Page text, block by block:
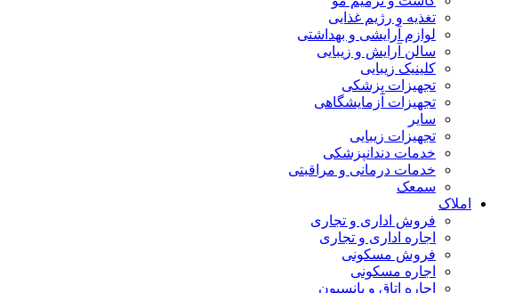
تغذیه و رژیم غذایی
لوازم آرایشی و بهداشتی
سالن آرایش و زیبایی
کلینیک زیبایی
تجهیزات پزشکی
تجهیزات آزمایشگاهی
سایر
تجهیزات زیبایی
خدمات دندانپزشکی
خدمات درمانی و مراقبتی
سمعک
املاک
فروش اداری و تجاری
اجاره اداری و تجاری
فروش مسکونی
اجاره مسکونی
اجاره اتاق و پانسیون